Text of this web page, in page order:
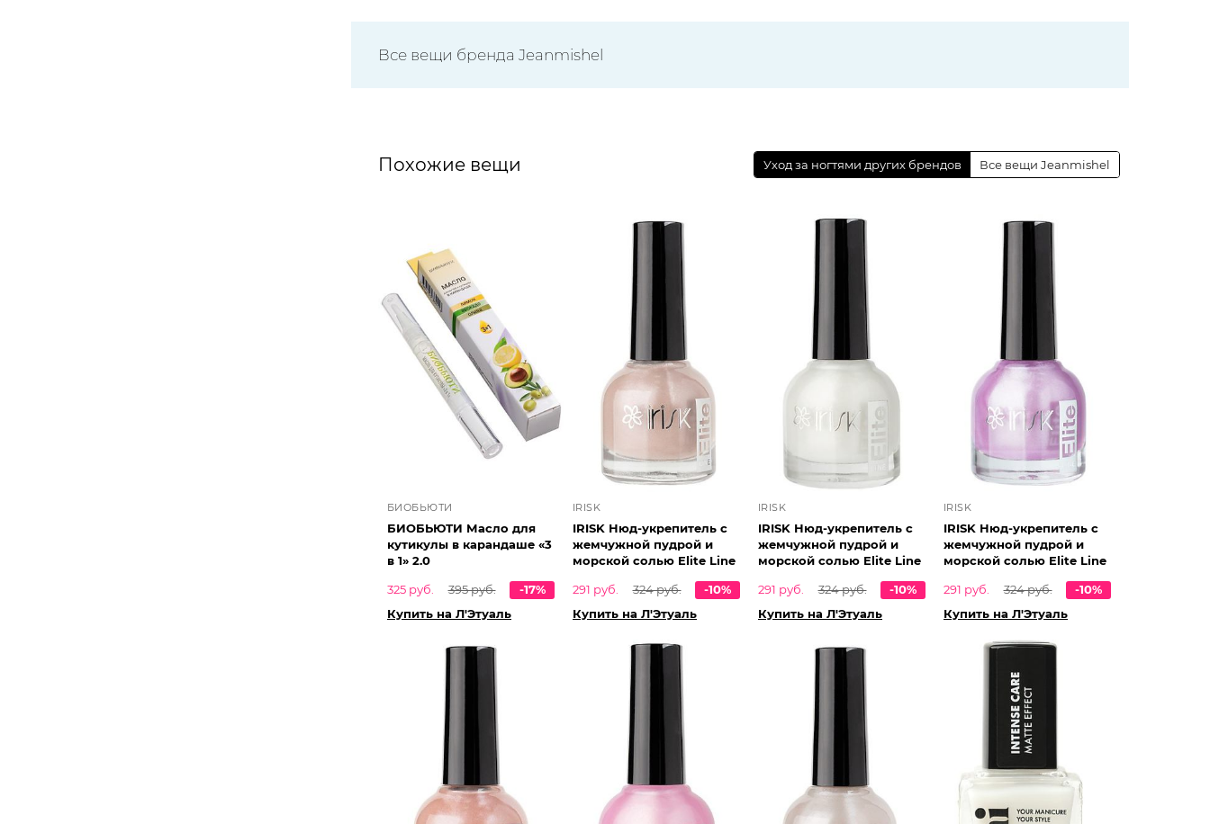
Все вещи бренда Jeanmishel
Похожие вещи Уход за ногтями других брендов Все вещи Jeanmishel
БИОБЬЮТИ
БИОБЬЮТИ Масло для
кутикулы в карандаше «3
в 1» 2.0
325 руб.
395 руб.
-17%
Купить на Л'Этуаль
IRISK
IRISK Нюд-укрепитель с
жемчужной пудрой и
морской солью Elite Line
291 руб.
324 руб.
-10%
Купить на Л'Этуаль
IRISK
IRISK Нюд-укрепитель с
жемчужной пудрой и
морской солью Elite Line
291 руб.
324 руб.
-10%
Купить на Л'Этуаль
IRISK
IRISK Нюд-укрепитель с
жемчужной пудрой и
морской солью Elite Line
291 руб.
324 руб.
-10%
Купить на Л'Этуаль